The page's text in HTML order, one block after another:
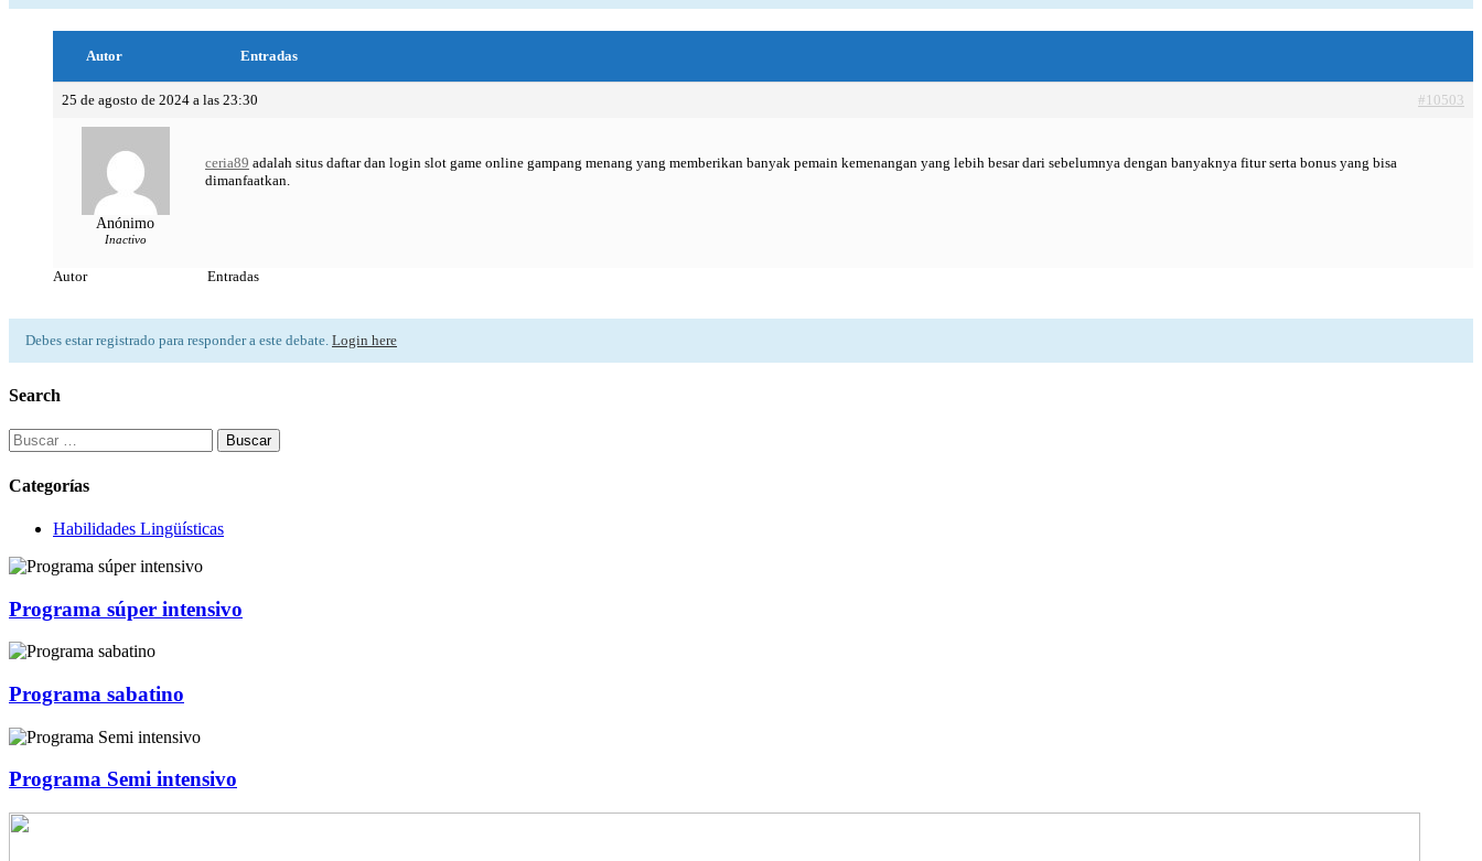
Autor Entradas
25 de agosto de 2024 a las 23:30 #10503
Anónimo
Inactivo
ceria89 adalah situs daftar dan login slot game online gampang menang yang memberikan banyak pemain kemenangan yang lebih besar dari sebelumnya dengan banyaknya fitur serta bonus yang bisa
dimanfaatkan.
Autor Entradas
Debes estar registrado para responder a este debate. Login here
Search
Buscar:
Categorías
Habilidades Lingüísticas
Programa súper intensivo
Programa sabatino
Programa Semi intensivo